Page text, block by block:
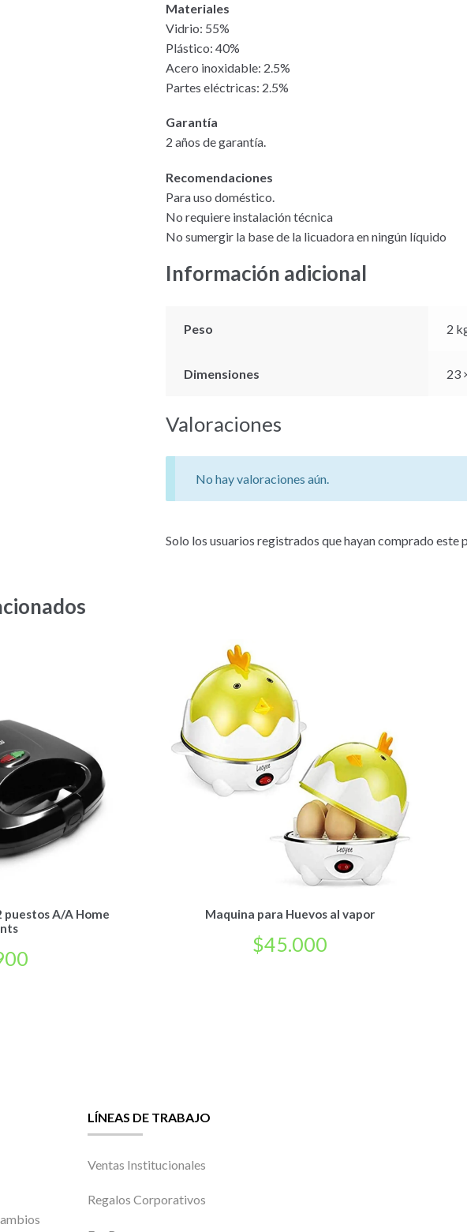
Materiales
Vidrio: 55%
Plástico: 40%
Acero inoxidable: 2.5%
Partes eléctricas: 2.5%
Garantía
2 años de garantía.
Recomendaciones
Para uso doméstico.
No requiere instalación técnica
No sumergir la base de la licuadora en ningún líquido
Información adicional
Peso 2
Dimensiones 23
Valoraciones
No hay valoraciones aún.
Solo los usuarios registrados que hayan comprado este
puestos A/A Home
Maquina para Huevos al vapor
$45.000
LÍNEAS DE TRABAJO
Ventas Institucionales
Regalos Corporativos